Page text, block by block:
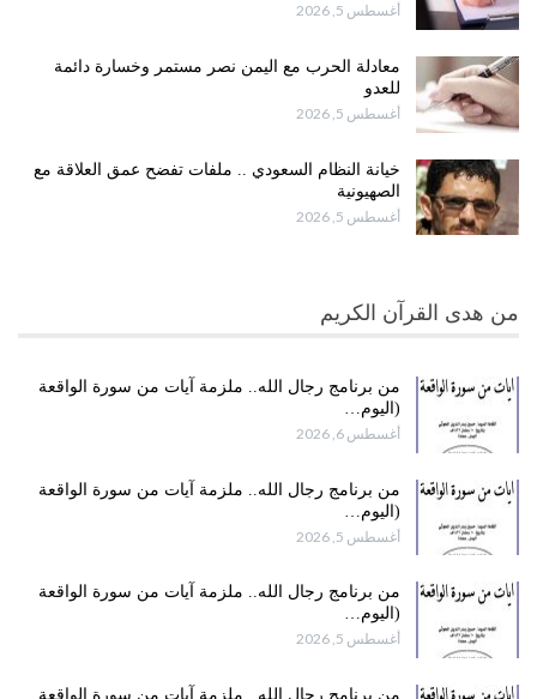
أغسطس 5, 2026
معادلة الحرب مع اليمن نصر مستمر وخسارة دائمة
للعدو
أغسطس 5, 2026
خيانة النظام السعودي .. ملفات تفضح عمق العلاقة مع
الصهيونية
أغسطس 5, 2026
من هدى القرآن الكريم
من برنامج رجال الله.. ملزمة آيات من سورة الواقعة
(اليوم…
أغسطس 6, 2026
من برنامج رجال الله.. ملزمة آيات من سورة الواقعة
(اليوم…
أغسطس 5, 2026
من برنامج رجال الله.. ملزمة آيات من سورة الواقعة
(اليوم…
أغسطس 5, 2026
من برنامج رجال الله.. ملزمة آيات من سورة الواقعة